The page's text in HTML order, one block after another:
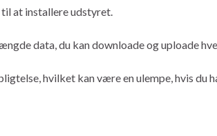
at installere udstyret.
data, du kan downloade og uploade
hvilket kan være en ulempe, hvis du